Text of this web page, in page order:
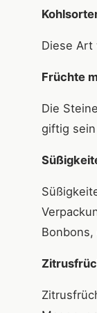
Diese Art
Früchte
Die
giftig